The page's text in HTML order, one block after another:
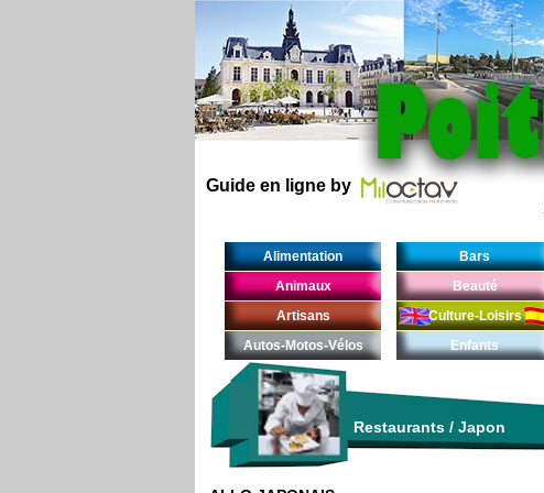
Guide en ligne by
Alimentation
Animaux
Artisans
Autos-Motos-Vélos
Bars
Beauté
Culture-Loisirs
Enfants
Restaurants / Japon